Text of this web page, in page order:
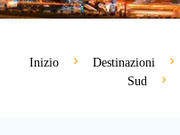
Inizio Destinazioni
Sud